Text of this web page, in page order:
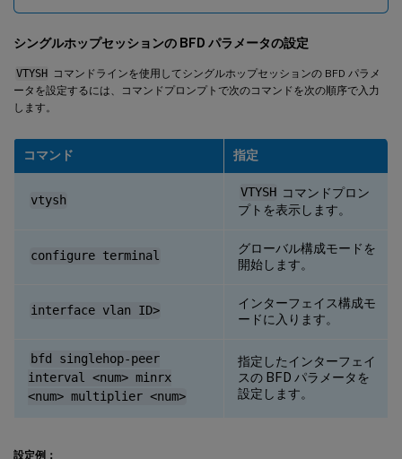
シングルホップセッションの BFD パラメータの設定
VTYSH コマンドラインを使用してシングルホップセッションの BFD パラメ
ータを設定するには、コマンドプロンプトで次のコマンドを次の順序で入力
します。
コマンド 指定
vtysh
VTYSH
コマンドプロン
プトを表示します。
configure terminal
グローバル構成モードを
開始します。
interface vlan ID>
インターフェイス構成モ
ードに入ります。
bfd singlehop-peer
interval <num> minrx
<num> multiplier <num>
指定したインターフェイ
スの BFD パラメータを
設定します。
設定例：